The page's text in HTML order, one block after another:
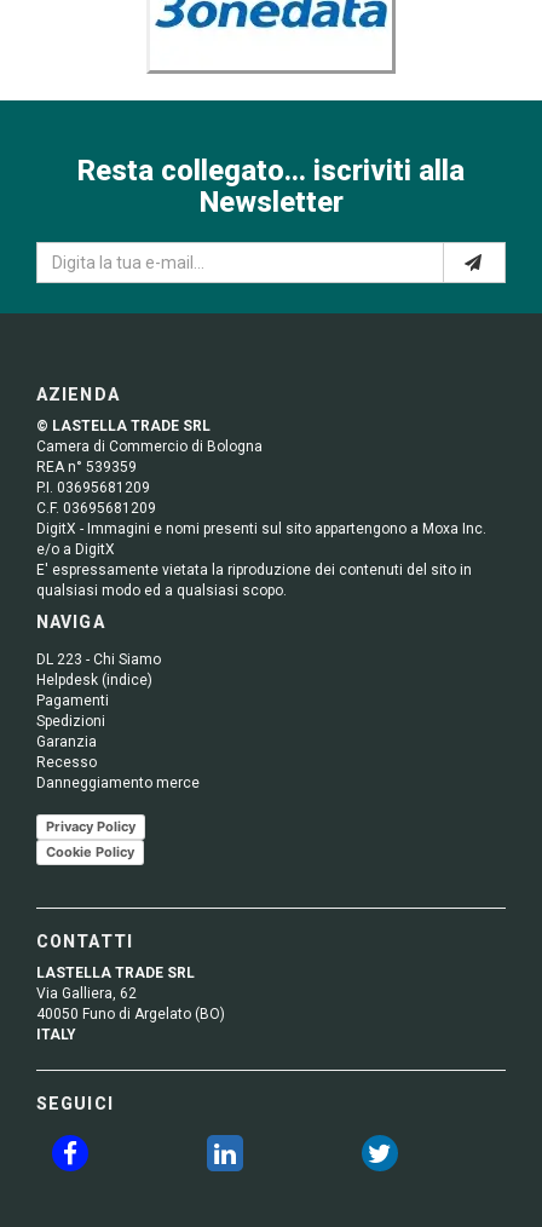
Resta collegato... iscriviti alla
Newsletter
AZIENDA
© LASTELLA TRADE SRL
Camera di Commercio di Bologna
REA n° 539359
P.I. 03695681209
C.F. 03695681209
DigitX - Immagini e nomi presenti sul sito appartengono a Moxa Inc.
e/o a DigitX
E' espressamente vietata la riproduzione dei contenuti del sito in
qualsiasi modo ed a qualsiasi scopo.
NAVIGA
DL 223 - Chi Siamo
Helpdesk (indice)
Pagamenti
Spedizioni
Garanzia
Recesso
Danneggiamento merce
Privacy Policy
Cookie Policy
CONTATTI
LASTELLA TRADE SRL
Via Galliera, 62
40050 Funo di Argelato (BO)
ITALY
SEGUICI